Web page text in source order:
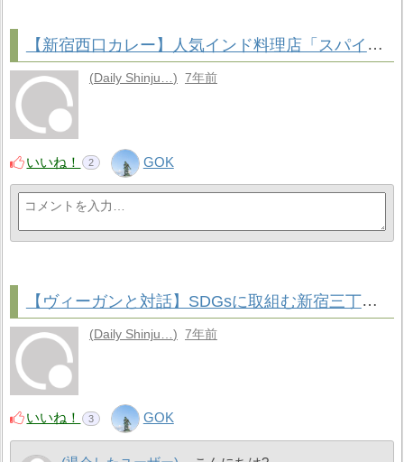
【新宿西口カレー】人気インド料理店「スパイスバザール アチャカナ」
Daily Shinju… 7年前
いいね！ 2 GOK
【ヴィーガンと対話】SDGsに取組む新宿三丁目カフェ「新宿ダイアログ」
Daily Shinju… 7年前
いいね！ 3 GOK